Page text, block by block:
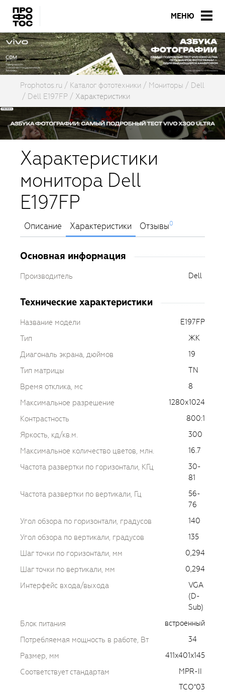
МЕНЮ
Prophotos.ru Каталог фототехники Мониторы
Dell
Dell E197FP
Характеристики
Характеристики
монитора Dell
E197FP
Описание Характеристики Отзывы0
Основная информация
Производитель Dell
Технические характеристики
Название модели
E197FP
Тип
ЖК
Диагональ экрана, дюймов
19
Тип матрицы
TN
Время отклика, мс
8
Максимальное разрешение
1280х1024
Контрастность
800:1
Яркость, кд/кв.м.
300
Максимальное количество цветов, млн.
16.7
Частота развертки по горизонтали, КГц
30-
81
Частота развертки по вертикали, Гц
56-
76
Угол обзора по горизонтали, градусов
140
Угол обзора по вертикали, градусов
135
Шаг точки по горизонтали, мм
0,294
Шаг точки по вертикали, мм
0,294
Интерфейс входа/выхода
VGA
(D-
Sub)
Блок питания
встроенный
Потребляемая мощность в работе, Вт
34
Размер, мм
411x401x145
Соответствует стандартам
MPR-II
TCO''03